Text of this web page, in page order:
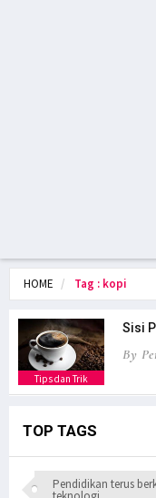
HOME Tag : kopi
Tips dan Trik
Sisi
By
TOP TAGS
Pendidikan terus